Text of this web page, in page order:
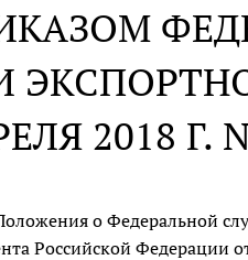
2018 Г.
о Федеральной
Российской Федерации